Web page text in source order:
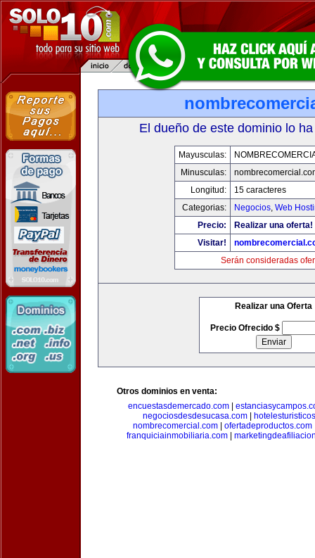
El dueño de este dominio lo
Mayusculas:
Minusculas:
Longitud:
15 caracteres
Categorias:
Negocios, Web
Precio:
Realizar una oferta!
Visitar!
Serán consideradas
Realizar una Oferta
Precio Ofrecido $
Otros dominios en venta:
encuestasdemercado.com
negociosdesdesucasa.com
nombrecomercial.com
ofertadeproductos.com
franquiciainmobiliaria.com